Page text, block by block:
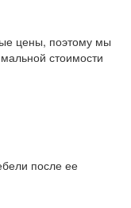
цены, поэтому мы
стоимости
после ее